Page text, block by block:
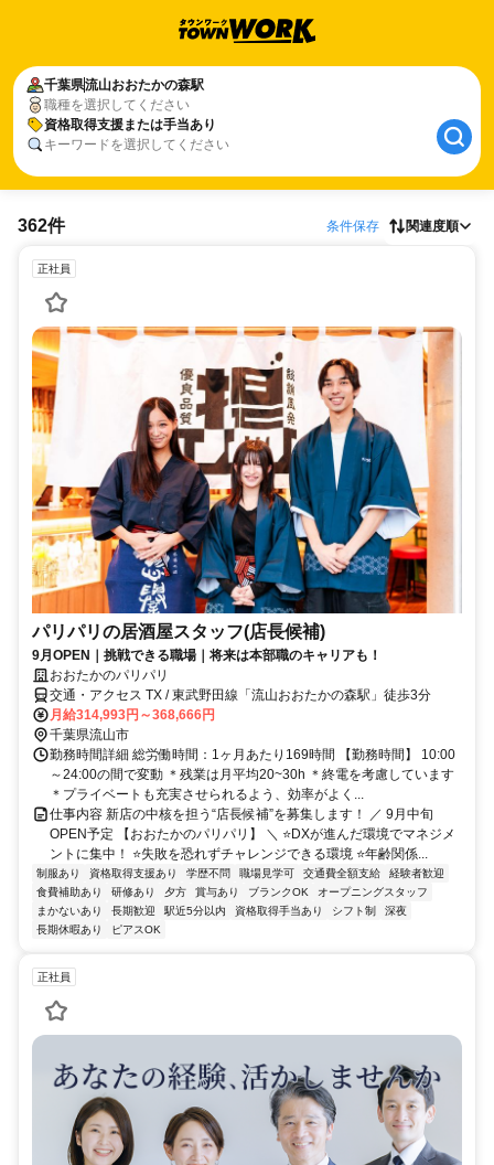
千葉県流山おおたかの森駅
職種を選択してください
資格取得支援または手当あり
キーワードを選択してください
362件 条件保存 関連度順
正社員
パリパリの居酒屋スタッフ(店長候補)
9月OPEN｜挑戦できる職場｜将来は本部職のキャリアも！
おおたかのパリパリ
交通・アクセス TX / 東武野田線「流山おおたかの森駅」徒歩3分
月給314,993円～368,666円
千葉県流山市
勤務時間詳細 総労働時間：1ヶ月あたり169時間 【勤務時間】 10:00
～24:00の間で変動 ＊残業は月平均20~30h ＊終電を考慮しています
＊プライベートも充実させられるよう、効率がよく...
仕事内容 新店の中核を担う“店長候補”を募集します！ ／ 9月中旬
OPEN予定 【おおたかのパリパリ】 ＼ ⭐DXが進んだ環境でマネジメ
ントに集中！ ⭐失敗を恐れずチャレンジできる環境 ⭐年齢関係...
制服あり 資格取得支援あり 学歴不問 職場見学可 交通費全額支給
経験者歓迎
食費補助あり
研修あり 夕方 賞与あり ブランクOK
オープニングスタッフ
まかないあり
長期歓迎 駅近5分以内 資格取得手当あり シフト制
深夜
長期休暇あり
ピアスOK
正社員